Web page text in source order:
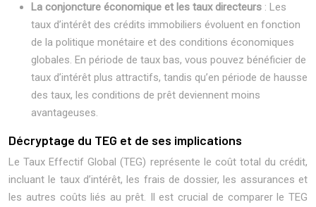
La conjoncture économique et les taux directeurs : Les
taux d’intérêt des crédits immobiliers évoluent en fonction
de la politique monétaire et des conditions économiques
globales. En période de taux bas, vous pouvez bénéficier de
taux d’intérêt plus attractifs, tandis qu’en période de hausse
des taux, les conditions de prêt deviennent moins
avantageuses.
Décryptage du TEG et de ses implications
Le Taux Effectif Global (TEG) représente le coût total du crédit,
incluant le taux d’intérêt, les frais de dossier, les assurances et
les autres coûts liés au prêt. Il est crucial de comparer le TEG